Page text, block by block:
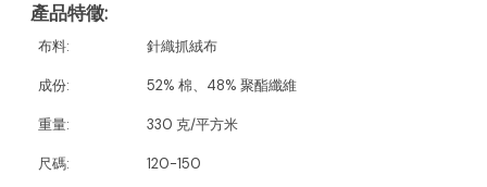
產品特徵:
布料: 針織抓絨布
成份: 52% 棉、48% 聚酯纖維
重量: 330 克/平方米
尺碼: 120-150